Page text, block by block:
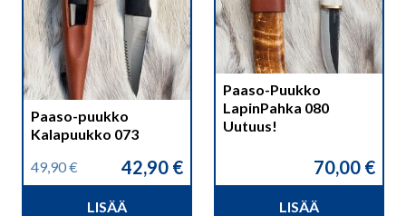
Paaso-puukko
Kalapuukko 073
49,90€
Alkuperäinen
hinta
42,90 €
Nykyinen
hinta
LISÄÄ
Paaso-Puukko
LapinPahka 080
Uutuus!
70,00 €
LISÄÄ